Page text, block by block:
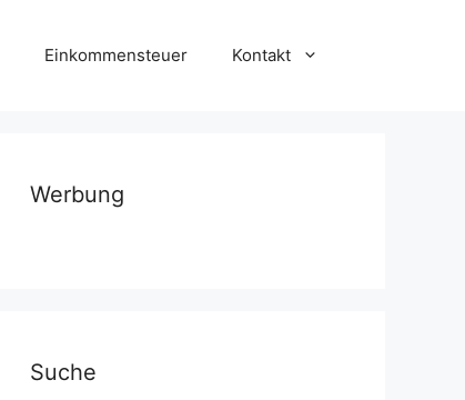
Einkommensteuer Kontakt
Werbung
Suche